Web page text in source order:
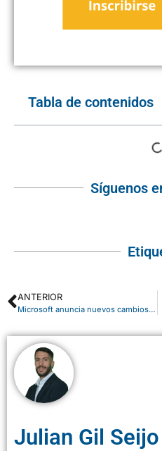
Tabla de contenidos
Síguenos
ANTERIOR
Microsoft anuncia nuevos cambios de precios para Septiembre de 2023
Julian Gil Seijo